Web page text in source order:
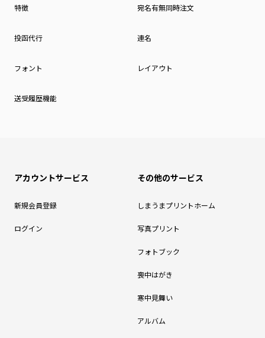
特徴 宛名有無同時注文
投函代行 連名
フォント レイアウト
送受履歴機能
アカウントサービス
新規会員登録
ログイン
その他のサービス
しまうまプリントホーム
写真プリント
フォトブック
喪中はがき
寒中見舞い
アルバム